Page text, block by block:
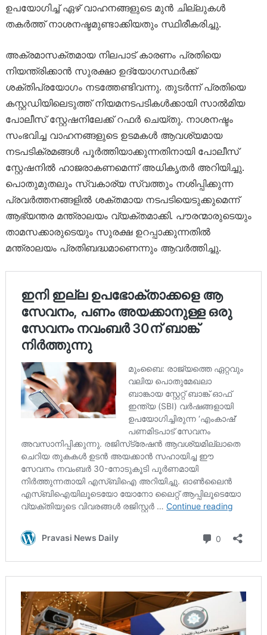
ഉപയോഗിച്ച് ഏഴ് വാഹനങ്ങളുടെ മുൻ ചില്ലുകൾ
തകർത്ത് നാശനഷ്ടമുണ്ടാക്കിയതും സ്ഥിരീകരിച്ചു.
അക്രമാസക്തമായ നിലപാട് കാരണം പ്രതിയെ
നിയന്ത്രിക്കാൻ സുരക്ഷാ ഉദ്യോഗസ്ഥർക്ക്
ശക്തിപ്രയോഗം നടത്തേണ്ടിവന്നു. തുടർന്ന് പ്രതിയെ
കസ്റ്റഡിയിലെടുത്ത് നിയമനടപടികൾക്കായി സാൽമിയ
പോലീസ് സ്റ്റേഷനിലേക്ക് റഫർ ചെയ്തു. നാശനഷ്ടം
സംഭവിച്ച വാഹനങ്ങളുടെ ഉടമകൾ ആവശ്യമായ
നടപടിക്രമങ്ങൾ പൂർത്തിയാക്കുന്നതിനായി പോലീസ്
സ്റ്റേഷനിൽ ഹാജരാകണമെന്ന് അധികൃതർ അറിയിച്ചു.
പൊതുമുതലും സ്വകാര്യ സ്വത്തും നശിപ്പിക്കുന്ന
പ്രവർത്തനങ്ങളിൽ ശക്തമായ നടപടിയെടുക്കുമെന്ന്
ആഭ്യന്തര മന്ത്രാലയം വ്യക്തമാക്കി. പൗരന്മാരുടെയും
താമസക്കാരുടെയും സുരക്ഷ ഉറപ്പാക്കുന്നതിൽ
മന്ത്രാലയം പ്രതിബദ്ധമാണെന്നും ആവർത്തിച്ചു.